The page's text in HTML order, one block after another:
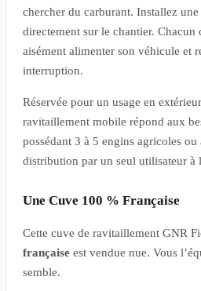
chercher du carburant. Installez
directement sur le chantier.
aisément alimenter son véhicule et
interruption.
Réservée pour un usage en
ravitaillement mobile répond aux
possédant 3 à 5 engins agricoles ou
distribution par un seul utilisateur à
Une Cuve 100 % Française
Cette cuve de ravitaillement GNR
française est vendue nue. Vous
semble.